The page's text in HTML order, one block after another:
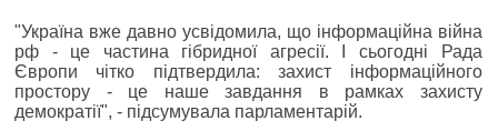
"Україна вже давно усвідомила, що інформаційна війна
рф - це частина гібридної агресії. І сьогодні Рада
Європи чітко підтвердила: захист інформаційного
простору - це наше завдання в рамках захисту
демократії", - підсумувала парламентарій.